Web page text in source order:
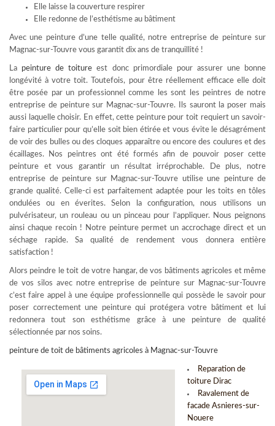
Elle laisse la couverture respirer
Elle redonne de l’esthétisme au bâtiment
Avec une peinture d’une telle qualité, notre entreprise de peinture sur
Magnac-sur-Touvre vous garantit dix ans de tranquillité !
La peinture de toiture est donc primordiale pour assurer une bonne
longévité à votre toit. Toutefois, pour être réellement efficace elle doit
être posée par un professionnel comme les sont les peintres de notre
entreprise de peinture sur Magnac-sur-Touvre. Ils sauront la poser mais
aussi laquelle choisir. En effet, cette peinture pour toit requiert un savoir-
faire particulier pour qu’elle soit bien étirée et vous évite le désagrément
de voir des bulles ou des cloques apparaître ou encore des coulures et des
écaillages. Nos peintres ont été formés afin de pouvoir poser cette
peinture et vous garantir un résultat irréprochable. De plus, notre
entreprise de peinture sur Magnac-sur-Touvre utilise une peinture de
grande qualité. Celle-ci est parfaitement adaptée pour les toits en tôles
ondulées ou en éverites. Selon la configuration, nous utilisons un
pulvérisateur, un rouleau ou un pinceau pour l’appliquer. Nous peignons
ainsi chaque recoin ! Notre peinture permet un accrochage direct et un
séchage rapide. Sa qualité de rendement vous donnera entière
satisfaction !
Alors peindre le toit de votre hangar, de vos bâtiments agricoles et même
de vos silos avec notre entreprise de peinture sur Magnac-sur-Touvre
c’est faire appel à une équipe professionnelle qui possède le savoir pour
poser correctement une peinture qui protégera votre bâtiment et lui
redonnera tout son esthétisme grâce à une peinture de qualité
sélectionnée par nos soins.
peinture de toit de bâtiments agricoles à Magnac-sur-Touvre
Reparation de
toiture Dirac
Ravalement de
facade Asnieres-sur-
Nouere